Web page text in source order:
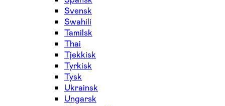
Svensk
Swahili
Tamilsk
Thai
Tjekkisk
Tyrkisk
Tysk
Ukrainsk
Ungarsk